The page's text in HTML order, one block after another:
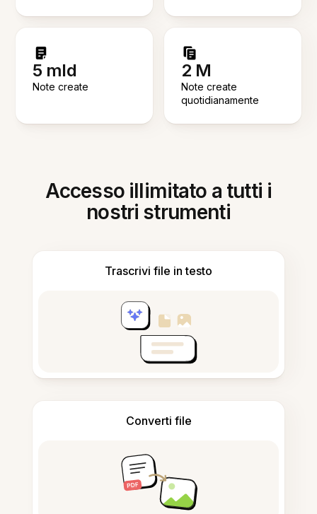
5 mld
Note create
2 M
Note create
quotidianamente
Accesso illimitato a tutti i
nostri strumenti
Trascrivi file in testo
Converti file